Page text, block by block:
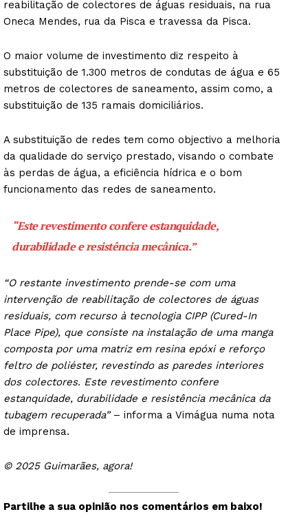
reabilitação de colectores de águas residuais, na rua
Oneca Mendes, rua da Pisca e travessa da Pisca.
O maior volume de investimento diz respeito à
substituição de 1.300 metros de condutas de água e 65
metros de colectores de saneamento, assim como, a
substituição de 135 ramais domiciliários.
A substituição de redes tem como objectivo a melhoria
da qualidade do serviço prestado, visando o combate
às perdas de água, a eficiência hídrica e o bom
funcionamento das redes de saneamento.
“Este revestimento confere estanquidade,
durabilidade e resistência mecânica.”
“O restante investimento prende-se com uma
intervenção de reabilitação de colectores de águas
residuais, com recurso à tecnologia CIPP (Cured-In
Place Pipe), que consiste na instalação de uma manga
composta por uma matriz em resina epóxi e reforço
feltro de poliéster, revestindo as paredes interiores
dos colectores. Este revestimento confere
estanquidade, durabilidade e resistência mecânica da
tubagem recuperada”– informa a Vimágua numa nota
de imprensa.
© 2025 Guimarães, agora!
Partilhe a sua opinião nos comentários em baixo!